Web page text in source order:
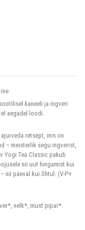
kaneeli ja ingveri
aegadel loodi.
retsept, mis on
– meisterlik segu ingverist,
Yogi Tea Classic pakub
nii uut hingamist kui
nii päeval kui õhtul. (V-P+
nelk*, must pipar*.